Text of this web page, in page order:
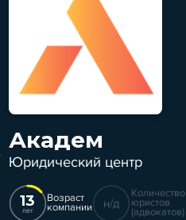
Академ
Юридический центр
13
лет
Возраст
компании н/д
Количество
юристов
(адвокатов)